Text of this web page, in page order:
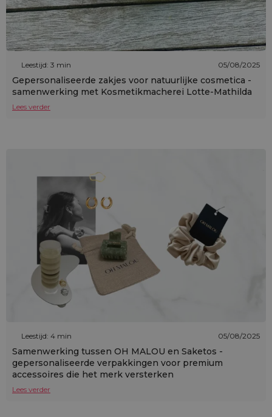
Leestijd: 3 min 05/08/2025
Gepersonaliseerde zakjes voor natuurlijke cosmetica -
samenwerking met Kosmetikmacherei Lotte-Mathilda
Lees verder
Leestijd: 4 min 05/08/2025
Samenwerking tussen OH MALOU en Saketos -
gepersonaliseerde verpakkingen voor premium
accessoires die het merk versterken
Lees verder